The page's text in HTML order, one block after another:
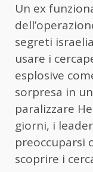
Un ex
segreti
usare i
esplosive
sorpresa in
paralizzare
giorni, i
preoccuparsi
scoprire i